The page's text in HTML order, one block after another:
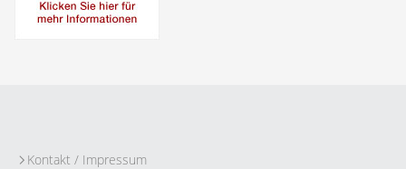
Kontakt / Impressum